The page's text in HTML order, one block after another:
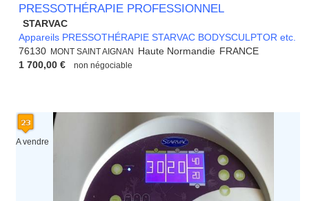
PRESSOTHÉRAPIE PROFESSIONNEL
STARVAC
Appareils PRESSOTHÉRAPIE STARVAC BODYSCULPTOR etc.
76130 MONT SAINT AIGNAN Haute Normandie FRANCE
1 700,00 €
non négociable
A vendre